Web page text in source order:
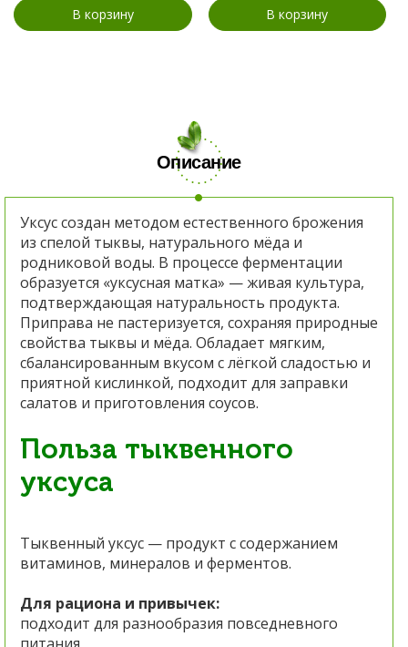
В корзину
В корзину
Описание
Уксус создан методом естественного брожения
из спелой тыквы, натурального мёда и
родниковой воды. В процессе ферментации
образуется «уксусная матка» — живая культура,
подтверждающая натуральность продукта.
Приправа не пастеризуется, сохраняя природные
свойства тыквы и мёда. Обладает мягким,
сбалансированным вкусом с лёгкой сладостью и
приятной кислинкой, подходит для заправки
салатов и приготовления соусов.
Польза тыквенного
уксуса
Тыквенный уксус — продукт с содержанием
витаминов, минералов и ферментов.
Для рациона и привычек:
подходит для разнообразия повседневного